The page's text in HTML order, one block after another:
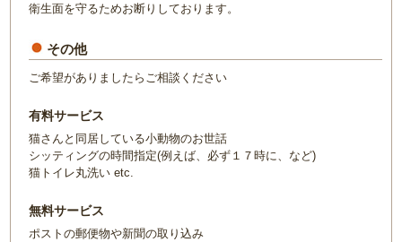
衛生面を守るためお断りしております。
その他
ご希望がありましたらご相談ください
有料サービス
猫さんと同居している小動物のお世話
シッティングの時間指定(例えば、必ず１７時に、など)
猫トイレ丸洗い etc.
無料サービス
ポストの郵便物や新聞の取り込み